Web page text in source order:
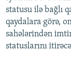
statusu ilə bağlı
qaydalara görə,
sahələrindən
statuslarını